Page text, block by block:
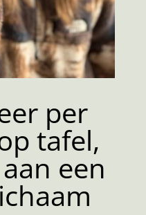
per
tafel,
een